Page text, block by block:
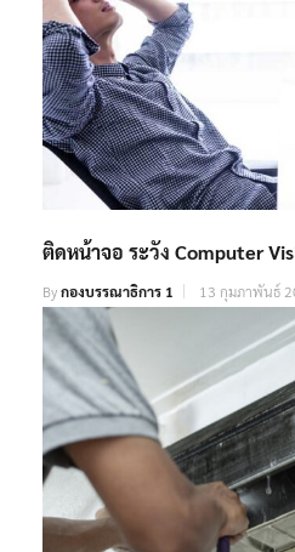
ติดหน้าจอ ระวัง Computer
Byกองบรรณาธิการ 1 13 กุมภาพันธ์